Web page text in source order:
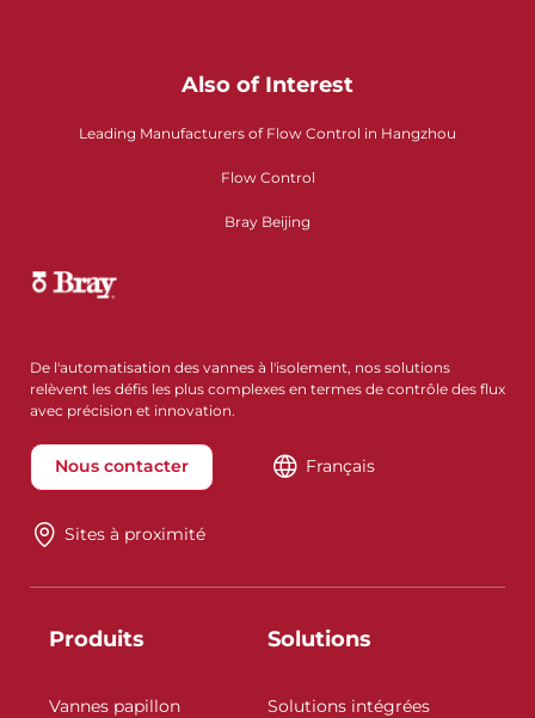
Also of Interest
Leading Manufacturers of Flow Control in Hangzhou
Flow Control
Bray Beijing
De l'automatisation des vannes à l'isolement, nos solutions
relèvent les défis les plus complexes en termes de contrôle des flux
avec précision et innovation.
Nous contacter Français
Sites à proximité
Produits
Vannes papillon
Solutions
Solutions intégrées